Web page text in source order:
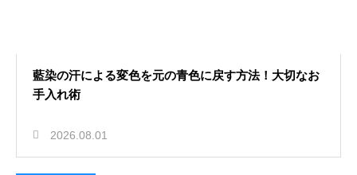
藍染の汗による変色を元の青色に戻す方法！大切なお
手入れ術
2026.08.01